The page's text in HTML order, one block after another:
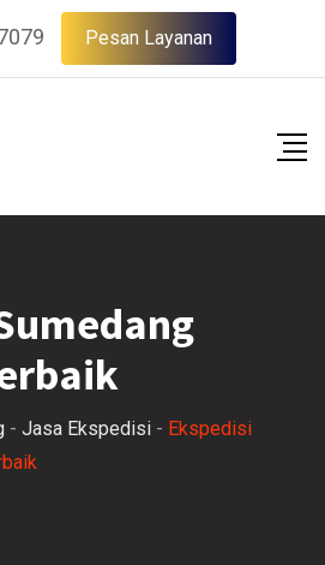
Pesan Layanan
- Jasa Ekspedisi - Ekspedisi